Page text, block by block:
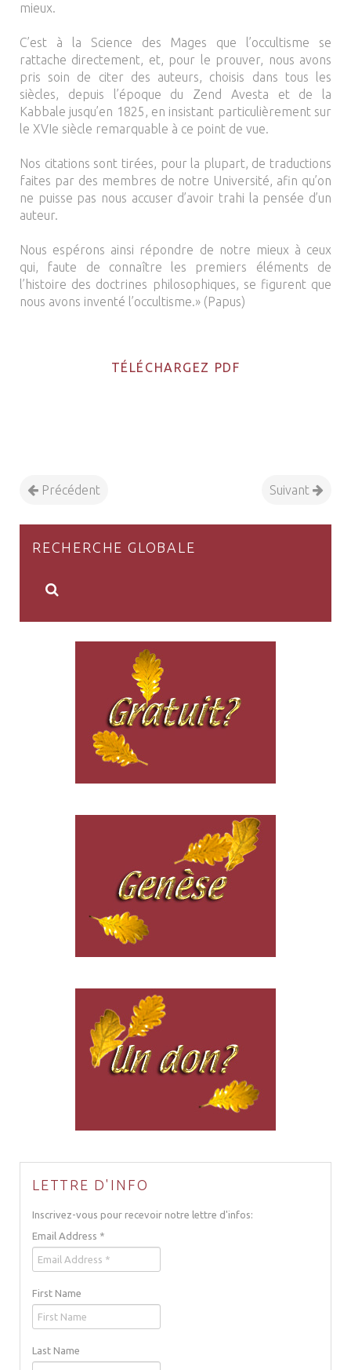
mieux.
C’est à la Science des Mages que l’occultisme se
rattache directement, et, pour le prouver, nous avons
pris soin de citer des auteurs, choisis dans tous les
siècles, depuis l’époque du Zend Avesta et de la
Kabbale jusqu’en 1825, en insistant particulièrement sur
le XVIe siècle remarquable à ce point de vue.
Nos citations sont tirées, pour la plupart, de traductions
faites par des membres de notre Université, afin qu’on
ne puisse pas nous accuser d’avoir trahi la pensée d’un
auteur.
Nous espérons ainsi répondre de notre mieux à ceux
qui, faute de connaître les premiers éléments de
l’histoire des doctrines philosophiques, se figurent que
nous avons inventé l’occultisme.» (Papus)
TÉLÉCHARGEZ PDF
Précédent Suivant
RECHERCHE GLOBALE
LETTRE D'INFO
Inscrivez-vous pour recevoir notre lettre d'infos:
Email Address *
First Name
Last Name